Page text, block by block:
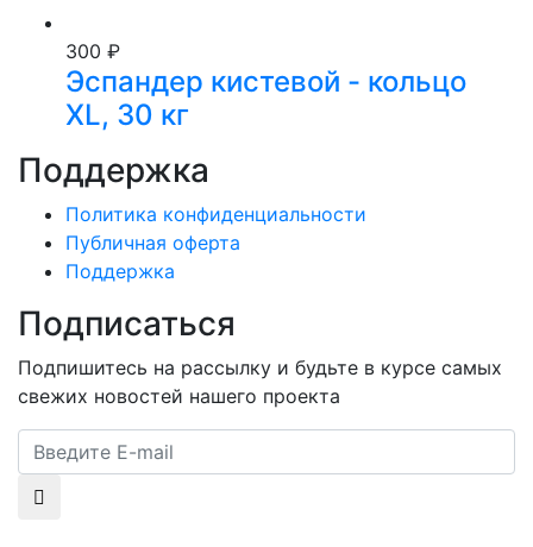
300 ₽
Эспандер кистевой - кольцо
XL, 30 кг
Поддержка
Политика конфиденциальности
Публичная оферта
Поддержка
Подписаться
Подпишитесь на рассылку и будьте в курсе самых
свежих новостей нашего проекта